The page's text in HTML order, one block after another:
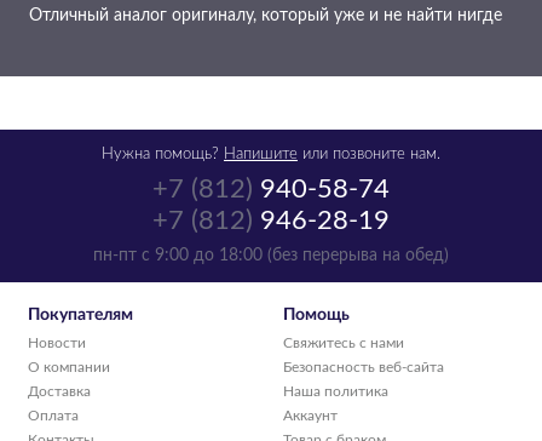
Отличный аналог оригиналу, который уже и не найти нигде
+7 (812) 940-58-74
+7 (812) 946-28-19
пн-пт с 9:00 до 18:00 (без перерыва на обед)
Нужна помощь? Напишите или позвоните нам.
Покупателям
Новости
О компании
Доставка
Оплата
Помощь
Свяжитесь с нами
Безопасность веб-сайта
Наша политика
Аккаунт